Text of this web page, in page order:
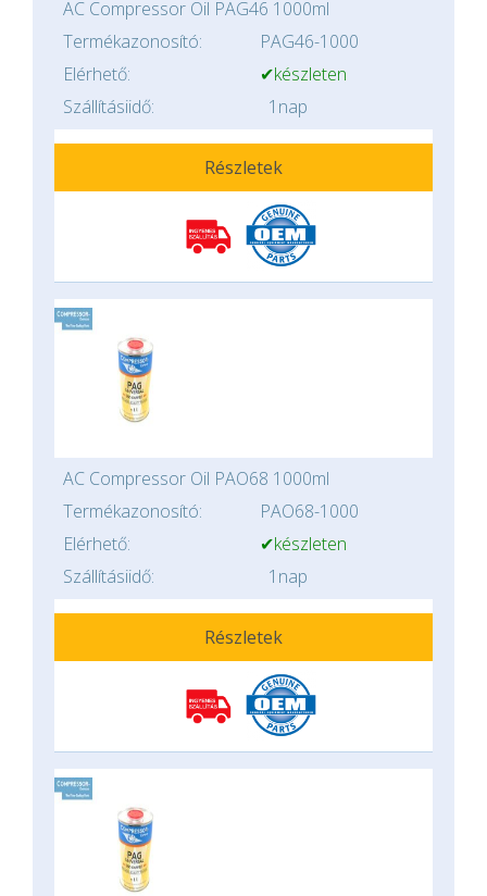
AC Compressor Oil PAG46 1000ml
Termékazonosító:
PAG46-1000
Elérhető:
✔készleten
Szállításiidő:
1nap
Részletek
AC Compressor Oil PAO68 1000ml
Termékazonosító:
PAO68-1000
Elérhető:
✔készleten
Szállításiidő:
1nap
Részletek